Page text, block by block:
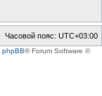
Часовой пояс: UTC+03:00
phpBB® Forum Software ©